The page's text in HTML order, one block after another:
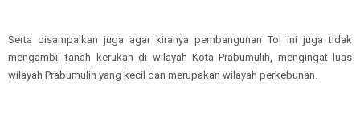
Serta disampaikan juga agar kiranya pembangunan Tol ini juga tidak
mengambil tanah kerukan di wilayah Kota Prabumulih, mengingat luas
wilayah Prabumulih yang kecil dan merupakan wilayah perkebunan.